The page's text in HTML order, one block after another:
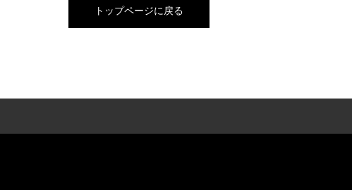
トップページに戻る